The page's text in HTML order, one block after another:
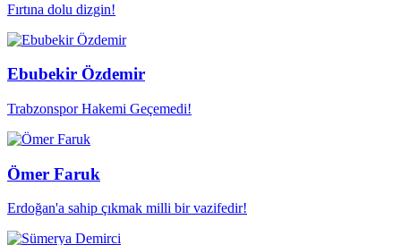
Fırtına dolu dizgin!
Ebubekir Özdemir
Trabzonspor Hakemi Geçemedi!
Ömer Faruk
Erdoğan'a sahip çıkmak milli bir vazifedir!